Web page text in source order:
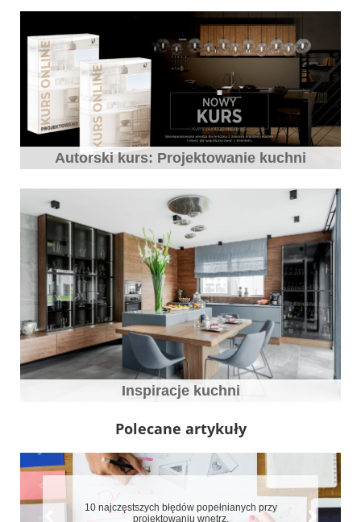
Autorski kurs: Projektowanie kuchni
Inspiracje kuchni
Polecane artykuły
10 najczęstszych błędów popełnianych przy
projektowaniu wnętrz.